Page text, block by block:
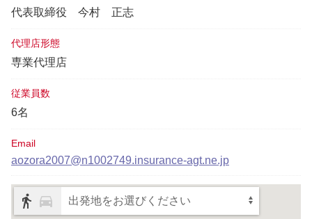
代表取締役 今村 正志
代理店形態
専業代理店
従業員数
6名
Email
aozora2007@n1002749.insurance-agt.ne.jp
出発地をお選びください